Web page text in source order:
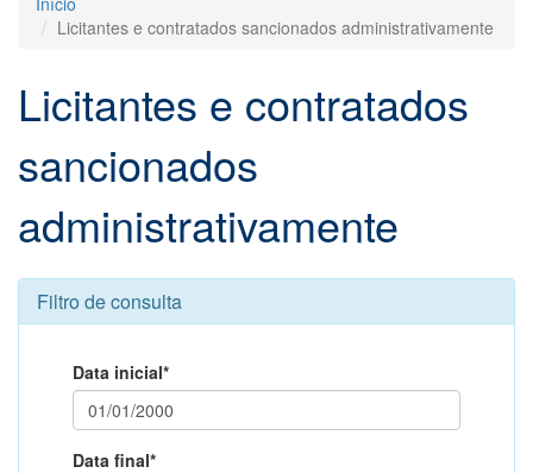
Licitantes e contratados sancionados administrativamente
Licitantes e contratados
sancionados
administrativamente
Filtro de consulta
Data inicial*
Data final*